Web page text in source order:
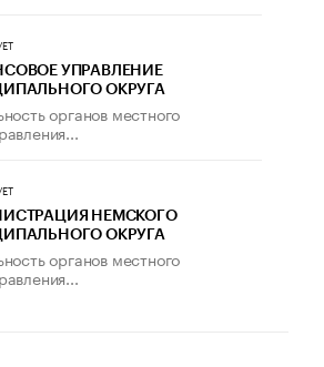
УПРАВЛЕНИЕ
ОКРУГА
органов местного
НЕМСКОГО
ОКРУГА
органов местного